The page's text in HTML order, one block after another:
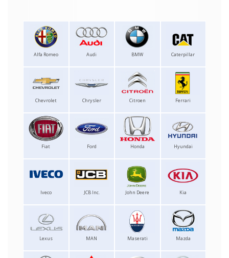
Alfa Romeo Audi BMW Caterpillar
Chevrolet Chrysler Citroen Ferrari
Fiat Ford Honda Hyundai
Iveco JCB Inc. John Deere Kia
Lexus MAN Maserati Mazda